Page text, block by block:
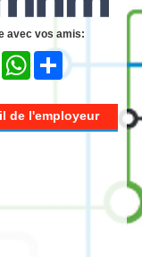
avec vos amis:
LinkedInWhatsAppShare
de l'employeur